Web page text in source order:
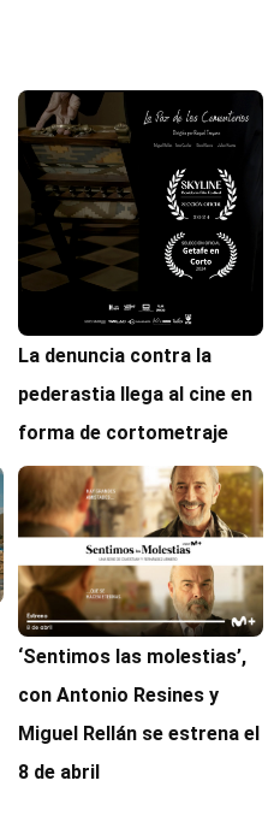
La denuncia contra la
pederastia llega al cine en
forma de cortometraje
‘Sentimos las molestias’,
con Antonio Resines y
Miguel Rellán se estrena el
8 de abril